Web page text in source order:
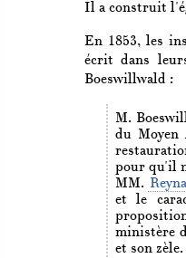
Il a construit
En 1853, les
écrit dans
Boeswillwald :
M.
du Moyen
pour qu'il
MM.
et le
ministère
et son zèle.